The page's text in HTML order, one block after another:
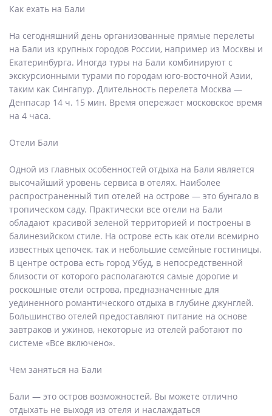
Как ехать на Бали
На сегодняшний день организованные прямые перелеты
на Бали из крупных городов России, например из Москвы и
Екатеринбурга. Иногда туры на Бали комбинируют с
экскурсионными турами по городам юго-восточной Азии,
таким как Сингапур. Длительность перелета Москва —
Денпасар 14 ч. 15 мин. Время опережает московское время
на 4 часа.
Отели Бали
Одной из главных особенностей отдыха на Бали является
высочайший уровень сервиса в отелях. Наиболее
распространенный тип отелей на острове — это бунгало в
тропическом саду. Практически все отели на Бали
обладают красивой зеленой территорией и построены в
балинезийском стиле. На острове есть как отели всемирно
известных цепочек, так и небольшие семейные гостиницы.
В центре острова есть город Убуд, в непосредственной
близости от которого располагаются самые дорогие и
роскошные отели острова, предназначенные для
уединенного романтического отдыха в глубине джунглей.
Большинство отелей предоставляют питание на основе
завтраков и ужинов, некоторые из отелей работают по
системе «Все включено».
Чем заняться на Бали
Бали — это остров возможностей, Вы можете отлично
отдыхать не выходя из отеля и наслаждаться